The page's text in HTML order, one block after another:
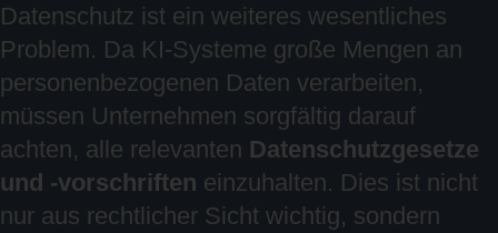
Datenschutz ist ein weiteres wesentliches
Problem. Da KI-Systeme große Mengen an
personenbezogenen Daten verarbeiten,
müssen Unternehmen sorgfältig darauf
achten, alle relevanten Datenschutzgesetze
und -vorschriften einzuhalten. Dies ist nicht
nur aus rechtlicher Sicht wichtig, sondern